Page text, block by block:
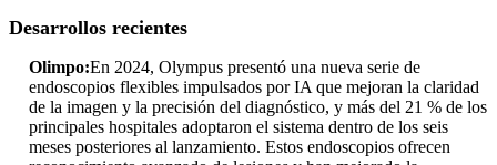
Desarrollos recientes
Olimpo:En 2024, Olympus presentó una nueva serie de
endoscopios flexibles impulsados ​​por IA que mejoran la claridad
de la imagen y la precisión del diagnóstico, y más del 21 % de los
principales hospitales adoptaron el sistema dentro de los seis
meses posteriores al lanzamiento. Estos endoscopios ofrecen